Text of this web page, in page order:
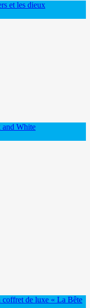
et les dieux
and White
coffret de luxe « La Bête